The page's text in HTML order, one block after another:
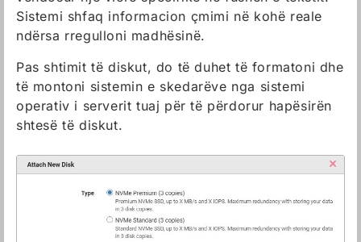
Sistemi shfaq informacion çmimi në kohë reale
ndërsa rregulloni madhësinë.
Pas shtimit të diskut, do të duhet të formatoni dhe
të montoni sistemin e skedarëve nga sistemi
operativ i serverit tuaj për të përdorur hapësirën
shtesë të diskut.